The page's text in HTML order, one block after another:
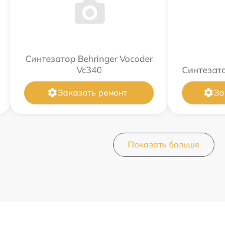
Синтезатор Behringer Vocoder
Vc340
Заказать ремонт
Показать больше